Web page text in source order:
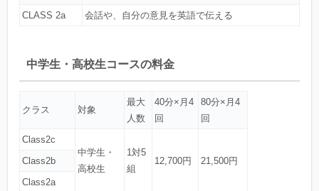
CLASS 2a
会話や、自分の意見を英語で伝える
中学生・高校生コースの料金
クラス 対象
最大
人数
40分×月4
回
80分×月4
回
Class2c
中学生・
高校生
1対5
組
12,700円 21,500円
Class2b
Class2a